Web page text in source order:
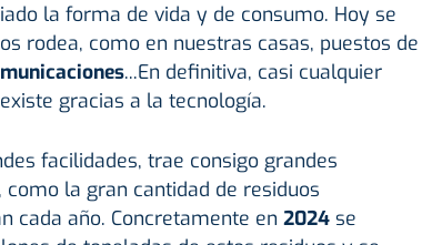
la forma de vida y de consumo. Hoy se
rodea, como en nuestras casas, puestos de
...En definitiva, casi cualquier
gracias a la tecnología.
facilidades, trae consigo grandes
la gran cantidad de residuos
cada año. Concretamente en 2024 se